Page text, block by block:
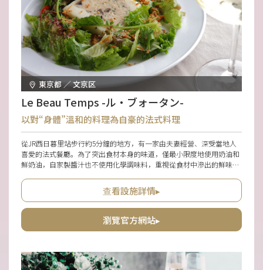
東京都 ／ 文京区
Le Beau Temps -ル・ブォータン-
以對“身體”溫和的料理為自豪的法式料理
從JR西日暮里站步行約5分鐘的地方，有一家由夫妻經營、深受當地人
喜愛的法式餐廳。為了突出食材本身的味道，僅最小限度地使用奶油和
鮮奶油，自家製醬汁也不使用化學調味料，重視從食材中滲出的鮮味與
所以對身體溫和，即使是年長者也能輕鬆吃完整套套餐。使用較大的餐
桌，不需在意旁人，能悠閒地享受用餐時光也令人開心。無論是與家人
共度特別時光，還是與朋友放鬆相聚，都推薦來此用餐。
查看設施詳情▸
瀏覽官方網站▸